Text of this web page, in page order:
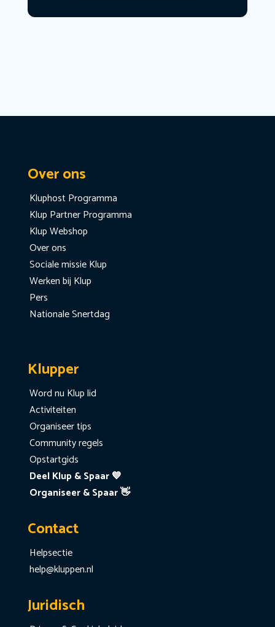
Over ons
Kluphost Programma
Klup Partner Programma
Klup Webshop
Over ons
Sociale missie Klup
Werken bij Klup
Pers
Nationale Snertdag
Klupper
Word nu Klup lid
Activiteiten
Organiseer tips
Community regels
Opstartgids
Deel Klup & Spaar 💙
Organiseer & Spaar 👋
Contact
Helpsectie
help@kluppen.nl
Juridisch